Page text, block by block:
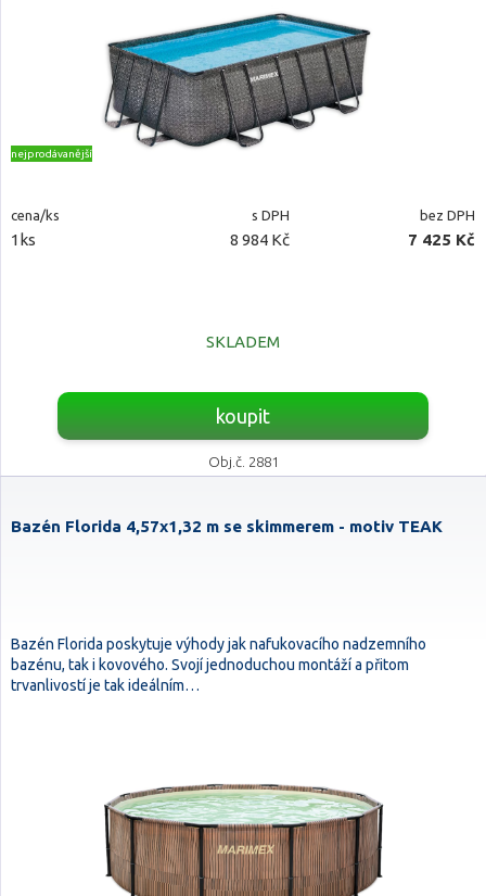
nejprodávanější
cena/ks s DPH bez DPH
1ks 8 984 Kč 7 425 Kč
SKLADEM
koupit
Obj.č. 2881
Bazén Florida 4,57x1,32 m se skimmerem - motiv TEAK
Bazén Florida poskytuje výhody jak nafukovacího nadzemního
bazénu, tak i kovového. Svojí jednoduchou montáží a přitom
trvanlivostí je tak ideálním…